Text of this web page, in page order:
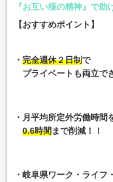
『お互い様の精神』で
【おすすめポイント】
・完全週休２日制で
プライベートも両立で
・月平均所定外労働時間
0.6時間まで削減！！
・岐阜県ワーク・ライフ